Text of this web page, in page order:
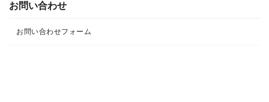
お問い合わせ
お問い合わせフォーム